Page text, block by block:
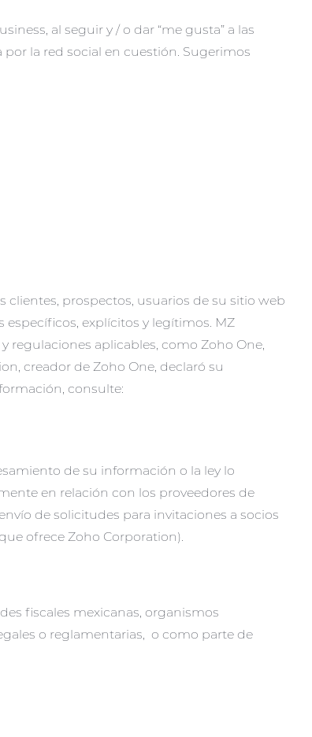
al seguir y / o dar “me gusta” a las
la red social en cuestión. Sugerimos
prospectos, usuarios de su sitio web
explícitos y legítimos. MZ
regulaciones aplicables, como Zoho One,
creador de Zoho One, declaró su
consulte:
de su información o la ley lo
en relación con los proveedores de
de solicitudes para invitaciones a socios
ofrece Zoho Corporation).
fiscales mexicanas, organismos
o reglamentarias, o como parte de